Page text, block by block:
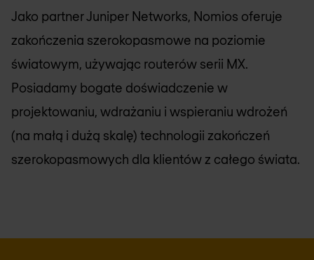
Jako partner Juniper Networks, Nomios oferuje
zakończenia szerokopasmowe na poziomie
światowym, używając routerów serii MX.
Posiadamy bogate doświadczenie w
projektowaniu, wdrażaniu i wspieraniu wdrożeń
(na małą i dużą skalę) technologii zakończeń
szerokopasmowych dla klientów z całego świata.